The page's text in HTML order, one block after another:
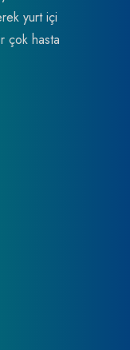
yurt içi
çok hasta